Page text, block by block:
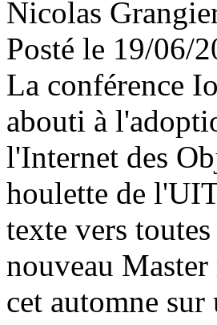
Nicolas
Posté le 19/06/
La conférence
abouti à
l'Internet des
houlette de
texte vers
nouveau
cet automne